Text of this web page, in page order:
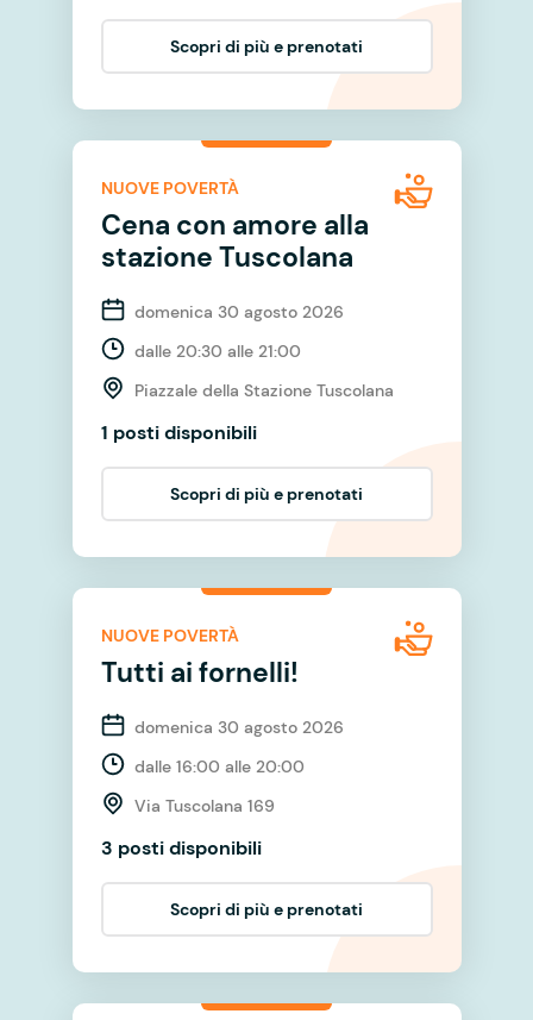
Scopri di più e prenotati
NUOVE POVERTÀ
Cena con amore alla
stazione Tuscolana
domenica 30 agosto 2026
dalle 20:30 alle 21:00
Piazzale della Stazione Tuscolana
1 posti disponibili
Scopri di più e prenotati
NUOVE POVERTÀ
Tutti ai fornelli!
domenica 30 agosto 2026
dalle 16:00 alle 20:00
Via Tuscolana 169
3 posti disponibili
Scopri di più e prenotati